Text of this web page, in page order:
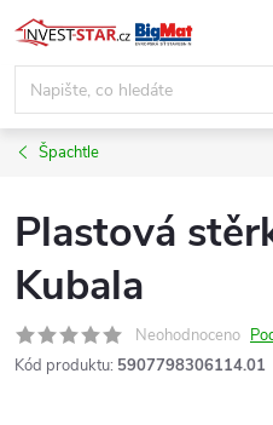
Přejít
na
obsah
Špachtle
Plastová
Kubala
Neohodnoceno
Kód produktu: 5907798306114.01